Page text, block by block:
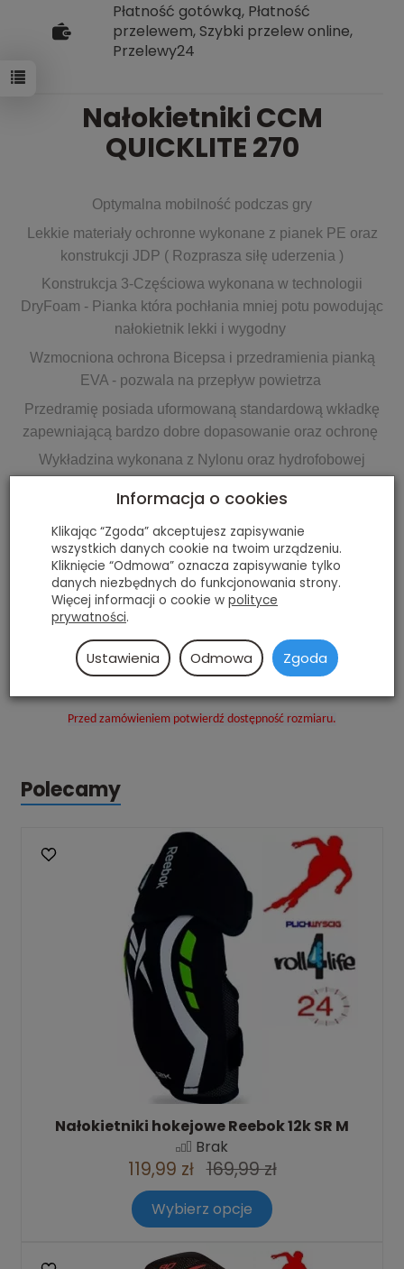
Płatność gotówką, Płatność
przelewem, Szybki przelew online,
Przelewy24
Nałokietniki CCM
QUICKLITE 270
Optymalna mobilność podczas gry
Lekkie materiały ochronne wykonane z pianek PE oraz
konstrukcji JDP ( Rozprasza siłę uderzenia )
Konstrukcja 3-Częściowa wykonana w technologii
DryFoam - Pianka która pochłania mniej potu powodując
nałokietnik lekki i wygodny
Wzmocniona ochrona Bicepsa i przedramienia pianką
EVA - pozwala na przepływ powietrza
Przedramię posiada uformowaną standardową wkładkę
zapewniającą bardzo dobre dopasowanie oraz ochronę
Wykładzina wykonana z Nylonu oraz hydrofobowej
Potrójny System pasków ( dwa gumowe i jeden
materiałowy ) , idealnie dopasowuje nałokietnik do ciała
Przeznaczenie - Amatorska oraz zawodowa gra w
hokeja na lodzie
Rozmiary:
L
Przed zamówieniem potwierdź dostępność rozmiaru.
Polecamy
Nałokietniki hokejowe Reebok 12k SR M
Brak
119,99 zł 169,99 zł
Wybierz opcje
Informacja o cookies
Klikając “Zgoda” akceptujesz zapisywanie
wszystkich danych cookie na twoim urządzeniu.
Kliknięcie “Odmowa” oznacza zapisywanie tylko
danych niezbędnych do funkcjonowania strony.
Więcej informacji o cookie w polityce
prywatności.
Ustawienia Odmowa Zgoda